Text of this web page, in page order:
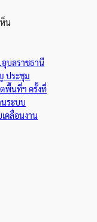
น
บลราชธานี
ประชุม
พื้นที่ฯ ครั้งที่
ระบบ
คลื่อนงาน